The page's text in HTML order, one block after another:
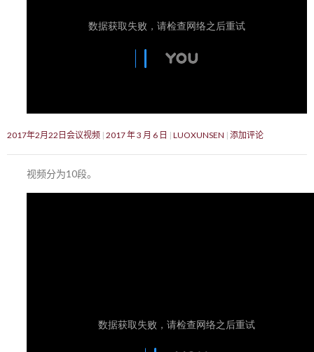
2017年2月22日会议视频 2017 年 3 月 6 日 LUOXUNSEN 添加评论
视频分为10段。